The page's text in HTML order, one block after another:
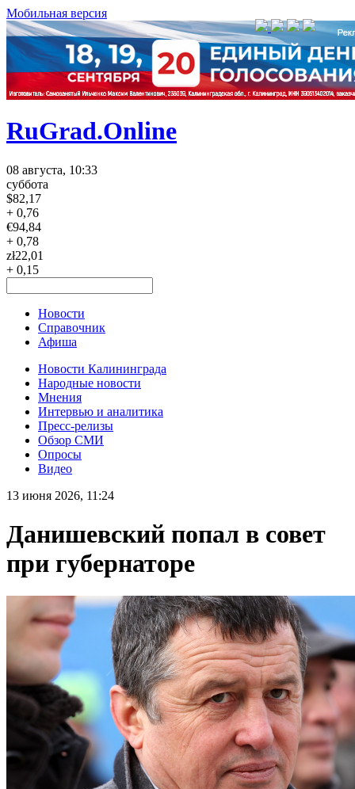
Мобильная версия
RuGrad.Online
08 августа, 10:33
суббота
$82,17
+ 0,76
€94,84
+ 0,78
zł22,01
+ 0,15
Новости
Справочник
Афиша
Новости Калининграда
Народные новости
Мнения
Интервью и аналитика
Пресс-релизы
Обзор СМИ
Опросы
Видео
13 июня 2026, 11:24
Данишевский попал в совет
при губернаторе